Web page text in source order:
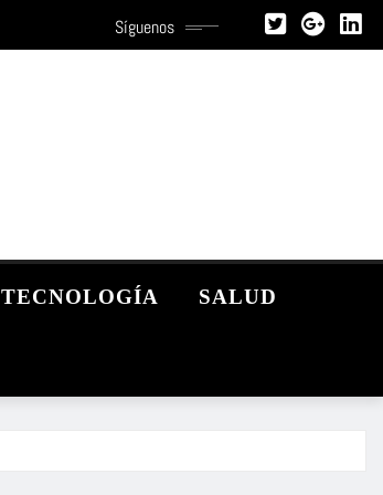
Síguenos
TECNOLOGÍA SALUD